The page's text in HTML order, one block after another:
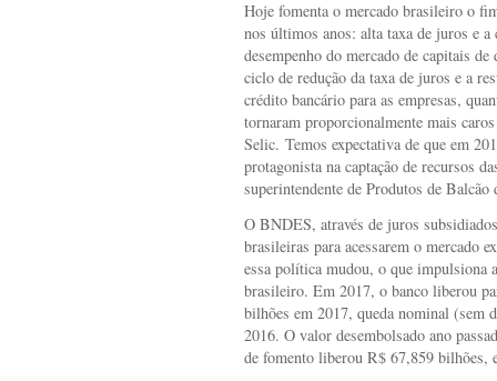
Hoje fomenta o mercado brasileiro o
nos últimos anos: alta taxa de juros e
desempenho do mercado de capitais
ciclo de redução da taxa de juros e a
crédito bancário para as empresas,
tornaram proporcionalmente mais
Selic. Temos expectativa de que em
protagonista na captação de recursos
superintendente de Produtos de Balcão
O BNDES, através de juros
brasileiras para acessarem o mercado
essa política mudou, o que impulsiona
brasileiro. Em 2017, o banco liberou
bilhões em 2017, queda nominal (sem
2016. O valor desembolsado ano
de fomento liberou R$ 67,859 bilhões,